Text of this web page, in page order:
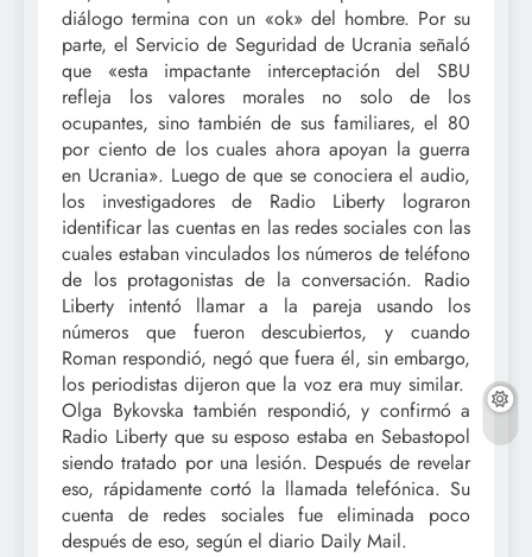
diálogo termina con un «ok» del hombre. Por su
parte, el Servicio de Seguridad de Ucrania señaló
que «esta impactante interceptación del SBU
refleja los valores morales no solo de los
ocupantes, sino también de sus familiares, el 80
por ciento de los cuales ahora apoyan la guerra
en Ucrania». Luego de que se conociera el audio,
los investigadores de Radio Liberty lograron
identificar las cuentas en las redes sociales con las
cuales estaban vinculados los números de teléfono
de los protagonistas de la conversación. Radio
Liberty intentó llamar a la pareja usando los
números que fueron descubiertos, y cuando
Roman respondió, negó que fuera él, sin embargo,
los periodistas dijeron que la voz era muy similar.
Olga Bykovska también respondió, y confirmó a
Radio Liberty que su esposo estaba en Sebastopol
siendo tratado por una lesión. Después de revelar
eso, rápidamente cortó la llamada telefónica. Su
cuenta de redes sociales fue eliminada poco
después de eso, según el diario Daily Mail.